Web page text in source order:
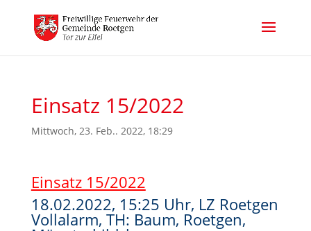
Einsatz 15/2022
Mittwoch, 23. Feb.. 2022, 18:29
Einsatz 15/2022
18.02.2022, 15:25 Uhr, LZ Roetgen
Vollalarm, TH: Baum, Roetgen,